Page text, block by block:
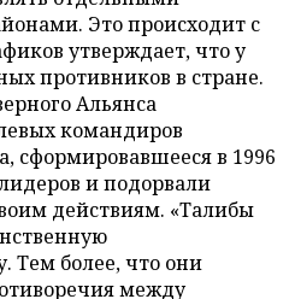
Это происходит с
утверждает, что у
противников в стране.
Альянса
командиров
сформировавшееся в 1996
и подорвали
действиям. «Талибы
Тем более, что они
между